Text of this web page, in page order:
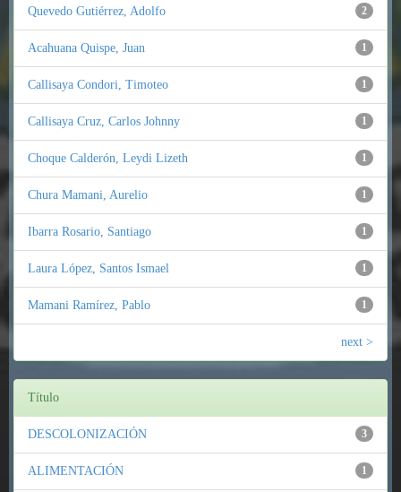
2
Quevedo Gutiérrez, Adolfo
1
Acahuana Quispe, Juan
1
Callisaya Condori, Timoteo
1
Callisaya Cruz, Carlos Johnny
1
Choque Calderón, Leydi Lizeth
1
Chura Mamani, Aurelio
1
Ibarra Rosario, Santiago
1
Laura López, Santos Ismael
1
Mamani Ramírez, Pablo
next >
Título
3
DESCOLONIZACIÓN
1
ALIMENTACIÓN